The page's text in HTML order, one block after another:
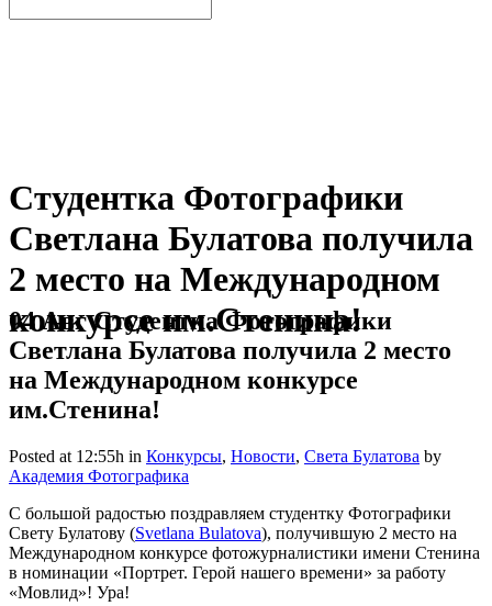
Студентка Фотографики
Светлана Булатова получила
2 место на Международном
конкурсе им.Стенина!
04 АвгСтудентка Фотографики
Светлана Булатова получила 2 место
на Международном конкурсе
им.Стенина!
Posted at 12:55h in Конкурсы, Новости, Света Булатова by
Академия Фотографика
С большой радостью поздравляем студентку Фотографики
Свету Булатову (Svetlana Bulatova), получившую 2 место на
Международном конкурсе фотожурналистики имени Стенина
в номинации «Портрет. Герой нашего времени» за работу
«Мовлид»! Ура!